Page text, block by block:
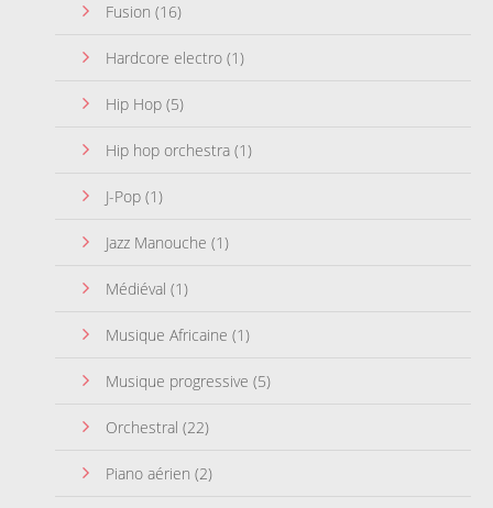
Fusion (16)
Hardcore electro (1)
Hip Hop (5)
Hip hop orchestra (1)
J-Pop (1)
Jazz Manouche (1)
Médiéval (1)
Musique Africaine (1)
Musique progressive (5)
Orchestral (22)
Piano aérien (2)